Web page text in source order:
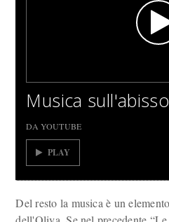
Musica
DA YOUTUBE
PLAY
Del resto la musica è un